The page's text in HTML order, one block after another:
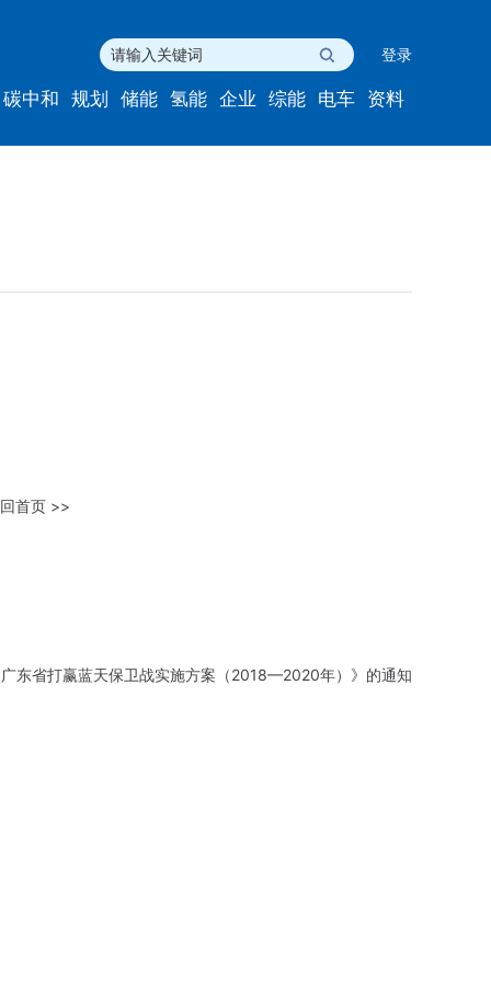
登录
碳中和 规划 储能 氢能 企业 综能 电车 资料
首页 >>
东省打赢蓝天保卫战实施方案（2018—2020年）》的通知